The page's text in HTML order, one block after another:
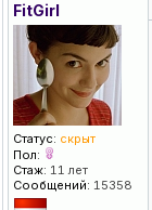
FitGirl
Статус: скрыт
Пол:
Стаж: 11 лет
Сообщений: 15358